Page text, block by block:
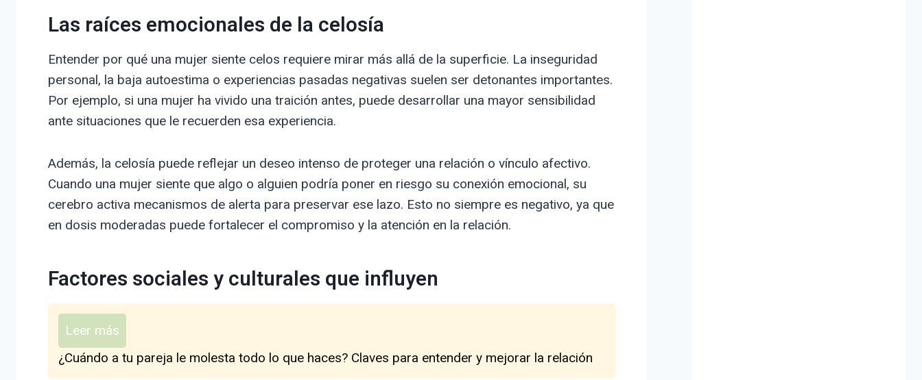
Las raíces emocionales de la celosía
Entender por qué una mujer siente celos requiere mirar más allá de la superficie. La inseguridad
personal, la baja autoestima o experiencias pasadas negativas suelen ser detonantes importantes.
Por ejemplo, si una mujer ha vivido una traición antes, puede desarrollar una mayor sensibilidad
ante situaciones que le recuerden esa experiencia.
Además, la celosía puede reflejar un deseo intenso de proteger una relación o vínculo afectivo.
Cuando una mujer siente que algo o alguien podría poner en riesgo su conexión emocional, su
cerebro activa mecanismos de alerta para preservar ese lazo. Esto no siempre es negativo, ya que
en dosis moderadas puede fortalecer el compromiso y la atención en la relación.
Factores sociales y culturales que influyen
Leer más
¿Cuándo a tu pareja le molesta todo lo que haces? Claves para entender y mejorar la relación